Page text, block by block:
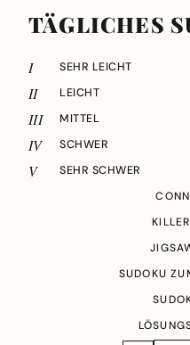
TÄGLICHES
I SEHR LEICHT
II LEICHT
III MITTEL
IV SCHWER
V
SEHR SCHWER
SUDOKU